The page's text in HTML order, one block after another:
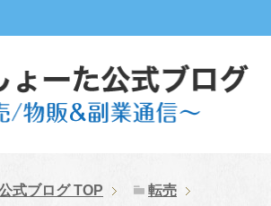
式ブログTOP 転売